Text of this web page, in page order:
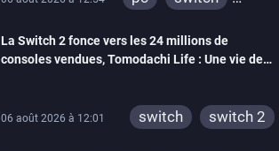
xbox one
wiiu
3ds
ps3
switch 2
La Switch 2 fonce vers les 24 millions de
consoles vendues, Tomodachi Life : Une vie de
06 août 2026 à 12:01 switch switch 2